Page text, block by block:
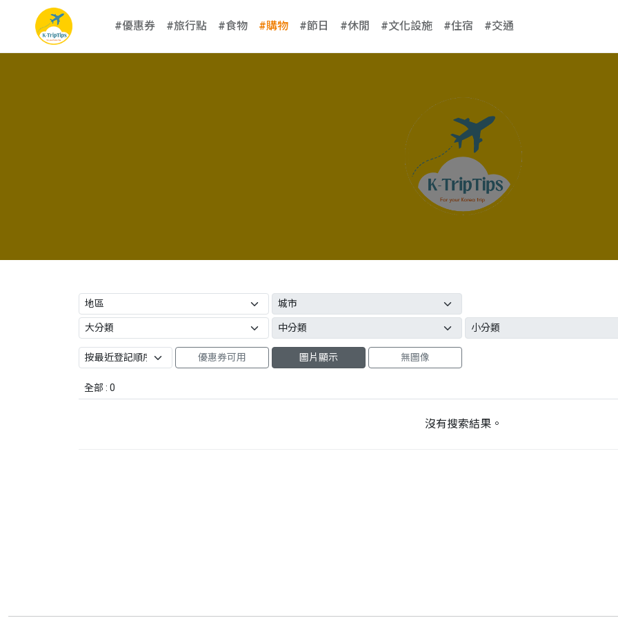
#優惠券 #旅行點 #食物 #購物 #節日 #休閒 #文化設施 #住宿 #交通
優惠券可用 圖片顯示 無圖像
全部 : 0
沒有搜索結果。